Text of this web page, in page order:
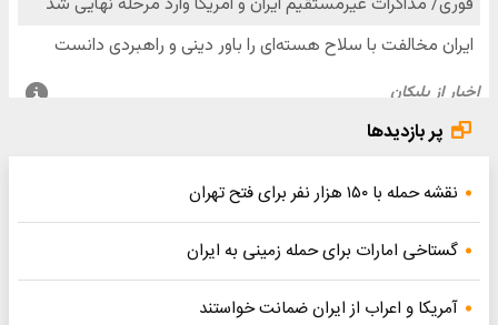
پر بازدیدها
نقشه حمله با ۱۵۰ هزار نفر برای فتح تهران
گستاخی امارات برای حمله زمینی به ایران
آمریکا و اعراب از ایران ضمانت خواستند